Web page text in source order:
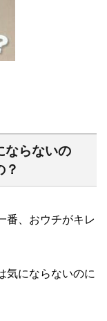
ならないの
？
番、おウチがキレ
気にならないのに